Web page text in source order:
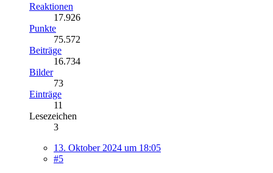
Reaktionen
17.926
Punkte
75.572
Beiträge
16.734
Bilder
73
Einträge
11
Lesezeichen
3
13. Oktober 2024 um 18:05
#5